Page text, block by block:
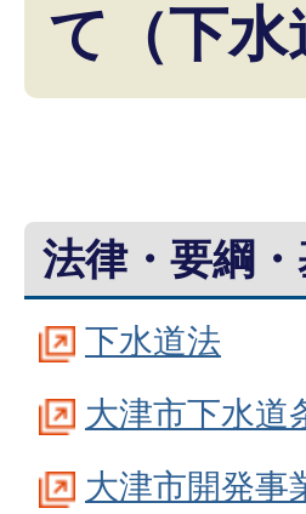
て（下水
法律・要綱
下水道法
大津市下水道
大津市開発事